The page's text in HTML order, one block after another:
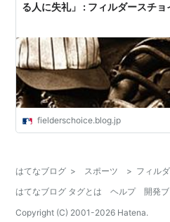
る人に失礼」 : フィルダースチョ
fielderschoice.blog.jp
はてなブログ > スポーツ > フィル
はてなブログ タグとは
ヘルプ 開発
Copyright (C) 2001-2026 Hatena.